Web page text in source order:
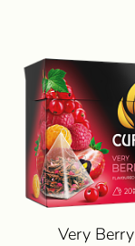
Very Berry